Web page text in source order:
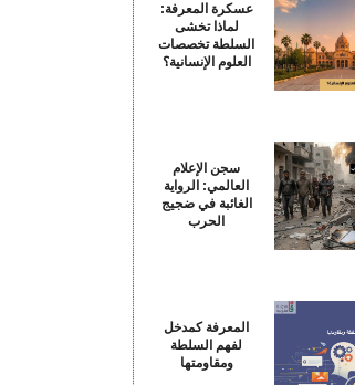
عسكرة المعرفة:
لماذا تخشى
السلطة تخصصات
العلوم الإنسانية؟
سجن الإعلام
العالمي: الرواية
الغائبة في ضجيج
الحرب
المعرفة كمدخل
لفهم السلطة
ومقاومتها